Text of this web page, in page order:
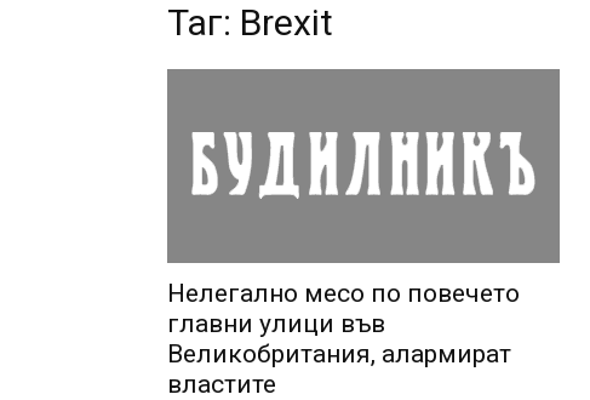
Таг: Brexit
Нелегално месо по повечето
главни улици във
Великобритания, алармират
властите